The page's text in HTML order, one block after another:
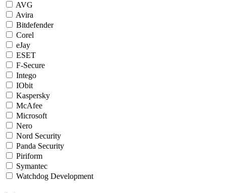
AVG
Avira
Bitdefender
Corel
eJay
ESET
F-Secure
Intego
IObit
Kaspersky
McAfee
Microsoft
Nero
Nord Security
Panda Security
Piriform
Symantec
Watchdog Development